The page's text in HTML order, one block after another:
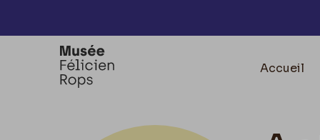
Accueil